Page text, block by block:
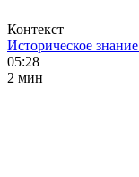
Контекст
Историческое
05:28
2 мин